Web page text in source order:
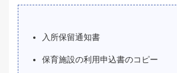
入所保留通知書
保育施設の利用申込書のコピー